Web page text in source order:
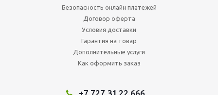
Безопасность онлайн платежей
Договор оферта
Условия доставки
Гарантия на товар
Дополнительные услуги
Как оформить заказ
+7 727 31 22 666